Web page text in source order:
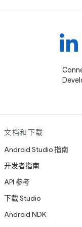
文档和下载
Android Studio 指南
开发者指南
API 参考
下载 Studio
Android NDK